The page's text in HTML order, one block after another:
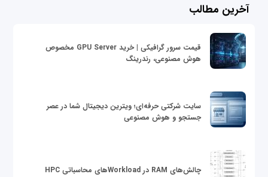
آخرین مطالب
قیمت سرور گرافیکی | خرید GPU Server مخصوص
هوش مصنوعی، رندرینگ
سایت شرکتی حرفه‌ای؛ ویترین دیجیتال شما در عصر
جستجو و هوش مصنوعی
چالش‌های RAM در Workloadهای محاسباتی HPC